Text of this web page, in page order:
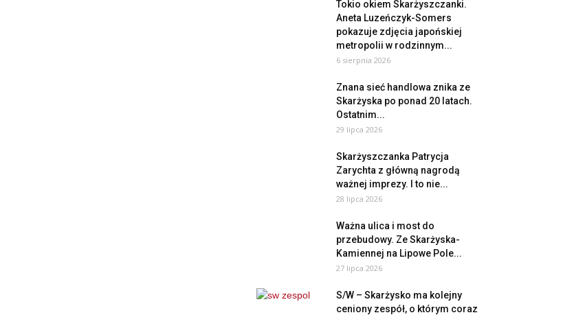
Tokio okiem Skarżyszczanki.
Aneta Luzeńczyk-Somers
pokazuje zdjęcia japońskiej
metropolii w rodzinnym...
6 sierpnia 2026
Znana sieć handlowa znika ze
Skarżyska po ponad 20 latach.
Ostatnim...
29 lipca 2026
Skarżyszczanka Patrycja
Zarychta z główną nagrodą
ważnej imprezy. I to nie...
28 lipca 2026
Ważna ulica i most do
przebudowy. Ze Skarżyska-
Kamiennej na Lipowe Pole...
27 lipca 2026
S/W – Skarżysko ma kolejny
ceniony zespół, o którym coraz